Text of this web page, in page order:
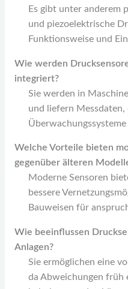
Es gibt unter anderem
und piezoelektrische
Funktionsweise und
Wie werden
integriert?
Sie werden in
und liefern Messdaten,
Welche Vorteile bieten
gegenüber älteren
Moderne Sensoren
bessere
Bauweisen für
Wie beeinflussen
Anlagen?
Sie ermöglichen eine
da Abweichungen früh